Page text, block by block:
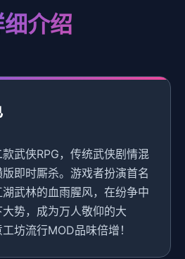
介绍
款武侠RPG，传统武侠剧情混
即时厮杀。游戏者扮演首名
武林的血雨腥风，在纷争中
势，成为万人敬仰的大
坊流行MOD品味倍增！